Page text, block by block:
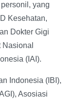
yang
Kesehatan,
Dokter Gigi
(IAI).
Indonesia (IBI),
Asosiasi